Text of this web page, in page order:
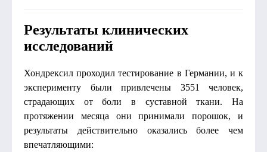
Результаты клинических
исследований
Хондрексил проходил тестирование в Германии, и к
эксперименту были привлечены 3551 человек,
страдающих от боли в суставной ткани. На
протяжении месяца они принимали порошок, и
результаты действительно оказались более чем
впечатляющими: